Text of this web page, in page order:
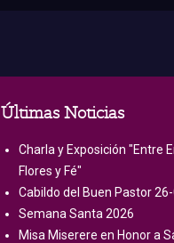
Últimas Noticias
Charla y Exposición "Entre
Flores y Fé"
Cabildo del Buen Pastor
Semana Santa 2026
Misa Miserere en Honor a